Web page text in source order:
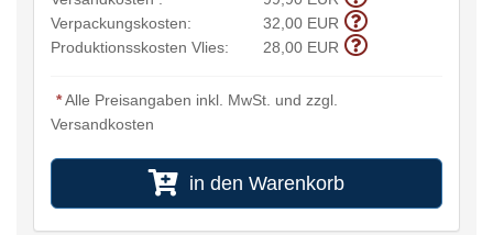
Verpackungskosten:
32,00 EUR
Produktionsskosten Vlies:
28,00 EUR
*Alle Preisangaben inkl. MwSt. und zzgl.
Versandkosten
in den Warenkorb